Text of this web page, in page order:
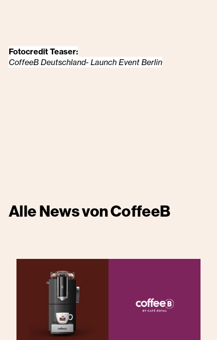
Fotocredit Teaser:
CoffeeB Deutschland- Launch Event Berlin
Alle News vonCoffeeB